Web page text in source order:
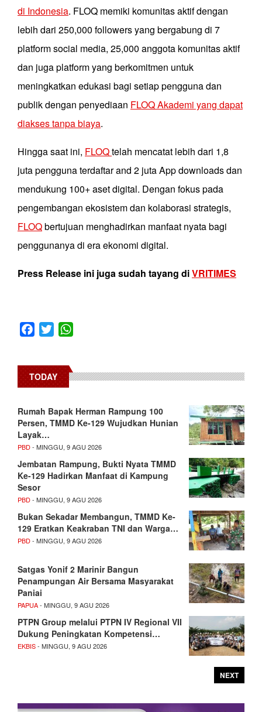
di Indonesia. FLOQ memiki komunitas aktif dengan
lebih dari 250,000 followers yang bergabung di 7
platform social media, 25,000 anggota komunitas aktif
dan juga platform yang berkomitmen untuk
meningkatkan edukasi bagi setiap pengguna dan
publik dengan penyediaan FLOQ Akademi yang dapat
diakses tanpa biaya.
Hingga saat ini, FLOQtelah mencatat lebih dari 1,8
juta pengguna terdaftar and 2 juta App downloads dan
mendukung 100+ aset digital. Dengan fokus pada
pengembangan ekosistem dan kolaborasi strategis,
FLOQbertujuan menghadirkan manfaat nyata bagi
penggunanya di era ekonomi digital.
Press Release ini juga sudah tayang diVRITIMES
Facebook
Twitter
TODAY
Rumah Bapak Herman Rampung 100
Persen, TMMD Ke-129 Wujudkan Hunian
Layak…
PBD- MINGGU, 9 AGU 2026
Jembatan Rampung, Bukti Nyata TMMD
Ke-129 Hadirkan Manfaat di Kampung
Sesor
PBD- MINGGU, 9 AGU 2026
Bukan Sekadar Membangun, TMMD Ke-
129 Eratkan Keakraban TNI dan Warga…
PBD- MINGGU, 9 AGU 2026
Satgas Yonif 2 Marinir Bangun
Penampungan Air Bersama Masyarakat
Paniai
PAPUA- MINGGU, 9 AGU 2026
PTPN Group melalui PTPN IV Regional VII
Dukung Peningkatan Kompetensi…
EKBIS- MINGGU, 9 AGU 2026
NEXT